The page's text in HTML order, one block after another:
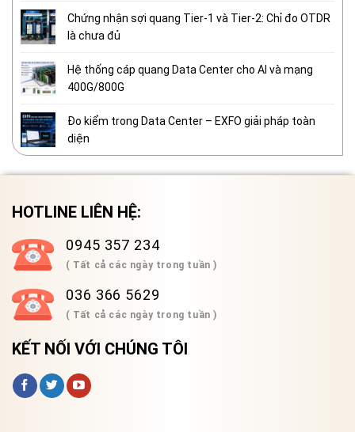
Chứng nhận sợi quang Tier-1 và Tier-2: Chỉ đo OTDR
là chưa đủ
Hệ thống cáp quang Data Center cho AI và mạng
400G/800G
Đo kiểm trong Data Center – EXFO giải pháp toàn
diện
HOTLINE LIÊN HỆ:
0945 357 234
( Tất cả các ngày trong tuần )
036 366 5629
( Tất cả các ngày trong tuần )
KẾT NỐI VỚI CHÚNG TÔI